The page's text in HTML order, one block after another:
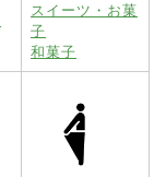
スイーツ・お菓
子
和菓子